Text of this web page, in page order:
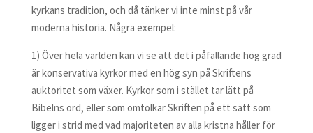
kyrkans tradition, och då tänker vi inte minst på vår
moderna historia. Några exempel:
1) Över hela världen kan vi se att det i påfallande hög grad
är konservativa kyrkor med en hög syn på Skriftens
auktoritet som växer. Kyrkor som i stället tar lätt på
Bibelns ord, eller som omtolkar Skriften på ett sätt som
ligger i strid med vad majoriteten av alla kristna håller för